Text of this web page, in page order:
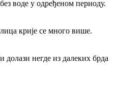
воде у одређеном периоду.
крије се много више.
долази негде из далеких брда